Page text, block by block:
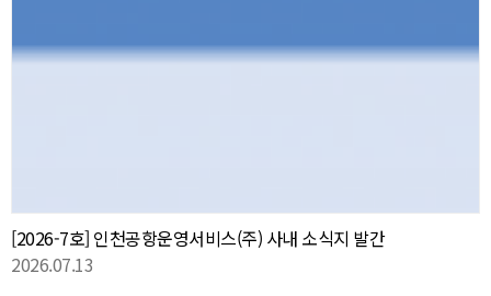
[2026-7호] 인천공항운영서비스(주) 사내 소식지 발간
2026.07.13